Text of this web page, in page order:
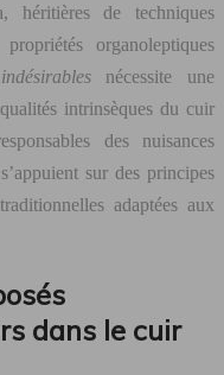
héritières de techniques
organoleptiques
nécessite une
intrinsèques du cuir
des nuisances
sur des principes
adaptées aux
dans le cuir